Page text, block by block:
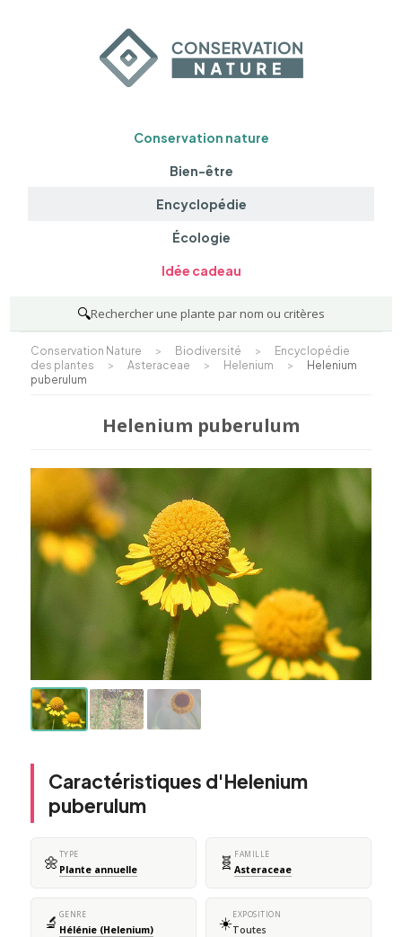
Conservation nature
Bien-être
Encyclopédie
Écologie
Idée cadeau
🔍Rechercher une plante par nom ou critères
Conservation Nature > Biodiversité >
Encyclopédie
des plantes
> Asteraceae > Helenium >
Helenium
puberulum
Helenium puberulum
Caractéristiques d'Helenium
puberulum
🌼TYPE
Plante annuelle 🧬 FAMILLE
Asteraceae
🔬 GENRE
Hélénie (Helenium) ☀️EXPOSITION
Toutes